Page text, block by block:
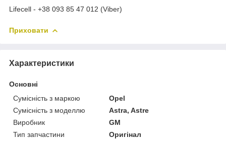
Lifecell - +38 093 85 47 012 (Viber)
Приховати
Характеристики
Основні
Сумісність з маркою
Opel
Сумісність з моделлю
Astra, Astre
Виробник
GM
Тип запчастини
Оригінал